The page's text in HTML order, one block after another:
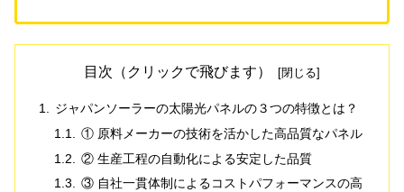
目次（クリックで飛びます）
ジャパンソーラーの太陽光パネルの３つの特徴とは？
① 原料メーカーの技術を活かした高品質なパネル
② 生産工程の自動化による安定した品質
③ 自社一貫体制によるコストパフォーマンスの高